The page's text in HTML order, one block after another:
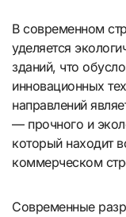
В современном строительстве особое внимание
уделяется
зданий, что
инновационных
направлений
— прочного и
который находит
коммерческом
Современные